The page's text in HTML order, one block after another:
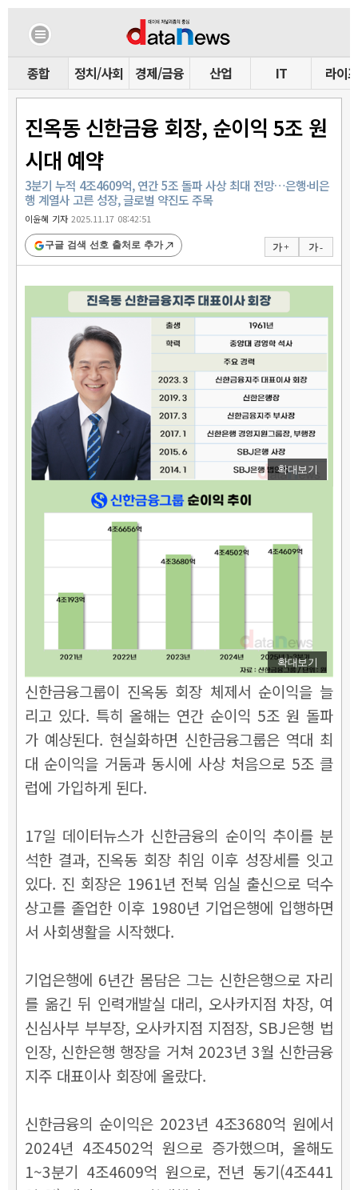
종합 정치/사회 경제/금융 산업 IT 라이프
진옥동 신한금융 회장, 순이익 5조 원
시대 예약
3분기 누적 4조4609억, 연간 5조 돌파 사상 최대 전망…은행·비은
행 계열사 고른 성장, 글로벌 약진도 주목
이윤혜 기자2025.11.17 08:42:51
가 + 가 -
구글 검색 선호 출처로 추가
확대보기
확대보기
신한금융그룹이 진옥동 회장 체제서 순이익을 늘
리고 있다. 특히 올해는 연간 순이익 5조 원 돌파
가 예상된다. 현실화하면 신한금융그룹은 역대 최
대 순이익을 거둠과 동시에 사상 처음으로 5조 클
럽에 가입하게 된다.
17일 데이터뉴스가 신한금융의 순이익 추이를 분
석한 결과, 진옥동 회장 취임 이후 성장세를 잇고
있다. 진 회장은 1961년 전북 임실 출신으로 덕수
상고를 졸업한 이후 1980년 기업은행에 입행하면
서 사회생활을 시작했다.
기업은행에 6년간 몸담은 그는 신한은행으로 자리
를 옮긴 뒤 인력개발실 대리, 오사카지점 차장, 여
신심사부 부부장, 오사카지점 지점장, SBJ은행 법
인장, 신한은행 행장을 거쳐 2023년 3월 신한금융
지주 대표이사 회장에 올랐다.
신한금융의 순이익은 2023년 4조3680억 원에서
2024년 4조4502억 원으로 증가했으며, 올해도
1~3분기 4조4609억 원으로, 전년 동기(4조441